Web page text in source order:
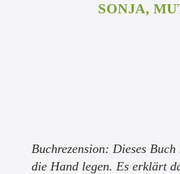
SONJA,
Buchrezension: Dieses
die Hand legen. Es erklärt